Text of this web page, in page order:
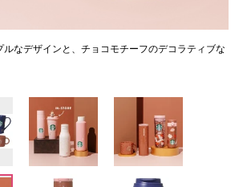
なデザインと、チョコモチーフのデコラティブな